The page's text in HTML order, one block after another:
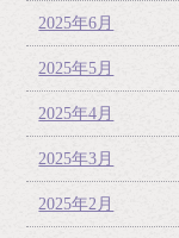
2025年6月
2025年5月
2025年4月
2025年3月
2025年2月